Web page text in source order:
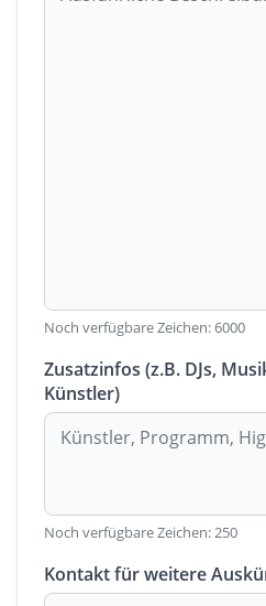
Noch verfügbare Zeichen:6000
Zusatzinfos (z.B. DJs,
Künstler)
Noch verfügbare Zeichen:250
Kontakt für weitere